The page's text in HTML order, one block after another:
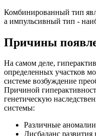
Комбинированный тип
а импульсивный тип -
Причины
На самом деле,
определенных участков
системе возбуждение
Причиной
генетическую
системы:
Различные
Дисбаланс развития